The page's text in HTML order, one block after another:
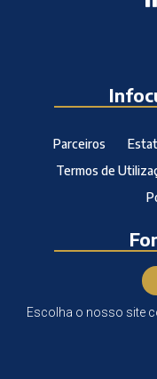
Parceiros
Termos de
Escolha o nosso site